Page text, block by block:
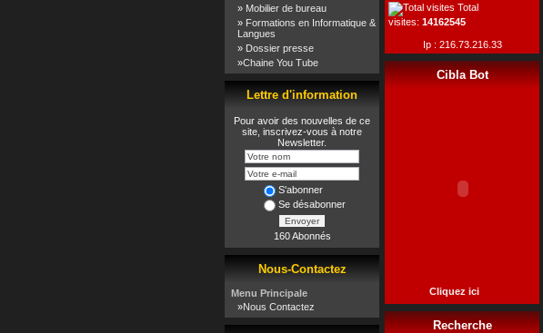
Total
visites: 14162545
Ip : 216.73.216.33
Cibla Bot
Cliquez ici
Recherche
» Mobilier de bureau
» Formations en Informatique &
Langues
» Dossier presse
»Chaine You Tube
Lettre d'information
Pour avoir des nouvelles de ce
site, inscrivez-vous à notre
Newsletter.
S'abonner
Se désabonner
Envoyer
160 Abonnés
Nous-Contactez
Menu Principale
»Nous Contactez